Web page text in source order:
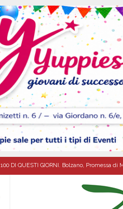
100 DI QUESTI GIORNI. Bolzano, Promessa
MUGNANO DEL CARDINALE. Chi era